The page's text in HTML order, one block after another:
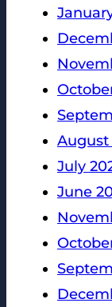
August
July
June